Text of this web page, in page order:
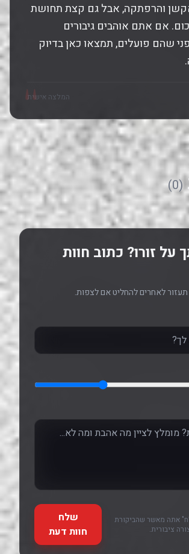
"
והרפתקה, אבל גם קצת תחושת
אם אתם אוהבים גיבורים
שהם פועלים, תמצאו כאן בדיוק
המלצה אישית
(0)
על זורו? כתוב חוות
לאחרים להחליט אם לצפות.
אתה מאשר שהביקורת
ציבורית.
שלח
חוות דעת